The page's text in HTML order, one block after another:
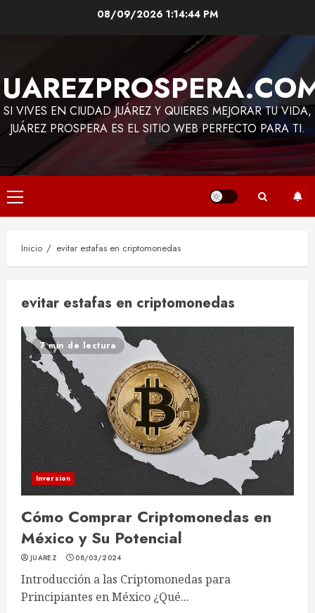
08/09/2026 1:14:44 PM
SI VIVES EN CIUDAD JUÁREZ Y QUIERES MEJORAR TU VIDA,
JUÁREZ PROSPERA ES EL SITIO WEB PERFECTO PARA TI.
Menú
principal
Inicio evitar estafas en criptomonedas
evitar estafas en criptomonedas
7 min de lectura
Inversion
Cómo Comprar Criptomonedas en
México y Su Potencial
JUAREZ 08/03/2024
Introducción a las Criptomonedas para
Principiantes en México ¿Qué...